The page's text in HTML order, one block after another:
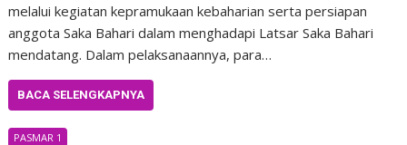
melalui kegiatan kepramukaan kebaharian serta persiapan
anggota Saka Bahari dalam menghadapi Latsar Saka Bahari
mendatang. Dalam pelaksanaannya, para…
BACA SELENGKAPNYA
PASMAR 1